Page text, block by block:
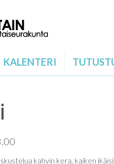
KALENTERI
kahvin kera, kaiken